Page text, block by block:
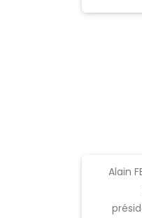
Alain